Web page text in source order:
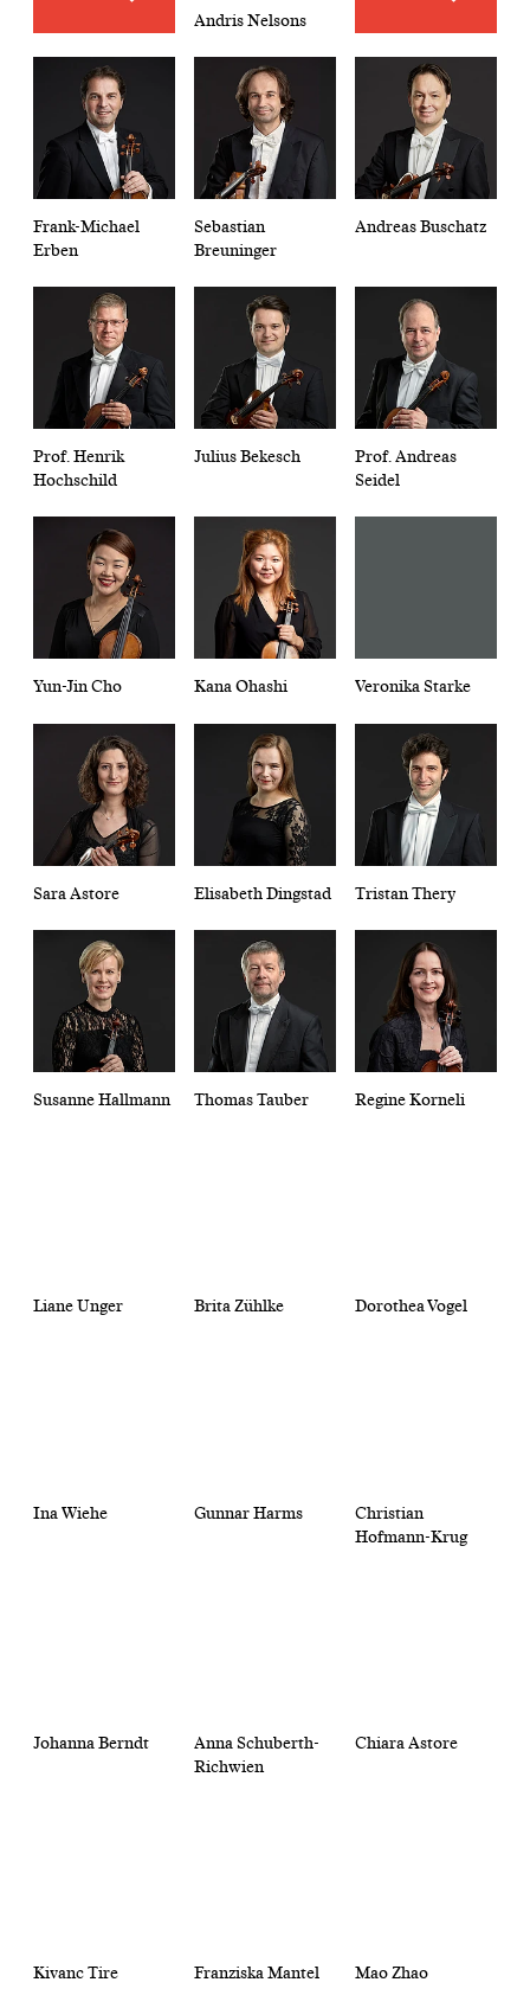
Andris Nelsons
Frank-Michael
Erben
Sebastian
Breuninger
Andreas Buschatz
Prof. Henrik
Hochschild
Julius Bekesch
Prof. Andreas
Seidel
Yun-Jin Cho Kana Ohashi Veronika Starke
Sara Astore Elisabeth Dingstad Tristan Thery
Susanne Hallmann Thomas Tauber Regine Korneli
Liane Unger Brita Zühlke Dorothea Vogel
Ina Wiehe Gunnar Harms
Christian
Hofmann-Krug
Johanna Berndt
Anna Schuberth-
Richwien
Chiara Astore
Kivanc Tire Franziska Mantel Mao Zhao